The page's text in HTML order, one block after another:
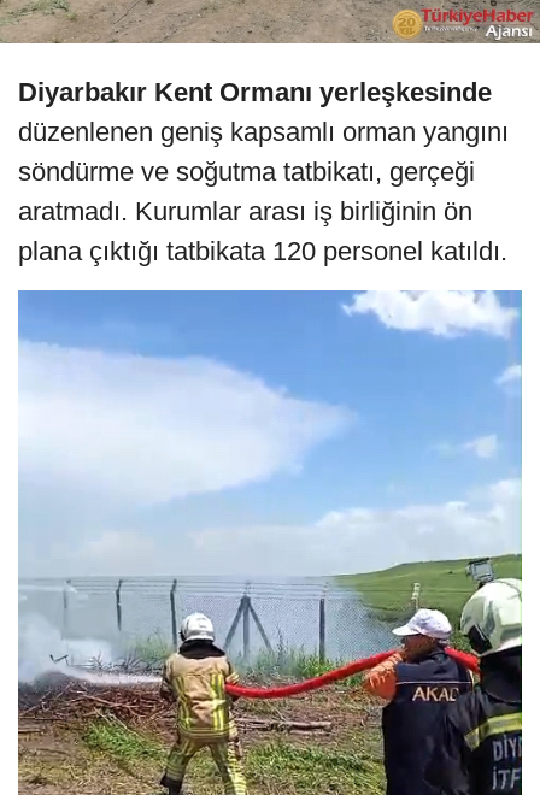
Diyarbakır Kent Ormanı yerleşkesinde
düzenlenen geniş kapsamlı orman yangını
söndürme ve soğutma tatbikatı, gerçeği
aratmadı. Kurumlar arası iş birliğinin ön
plana çıktığı tatbikata 120 personel katıldı.